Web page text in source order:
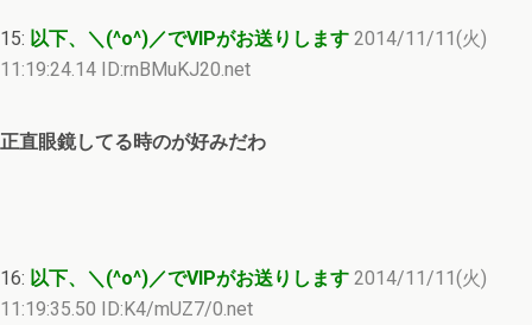
15: 以下、＼(^o^)／でVIPがお送りします 2014/11/11(火)
11:19:24.14 ID:rnBMuKJ20.net
正直眼鏡してる時のが好みだわ
16: 以下、＼(^o^)／でVIPがお送りします 2014/11/11(火)
11:19:35.50 ID:K4/mUZ7/0.net